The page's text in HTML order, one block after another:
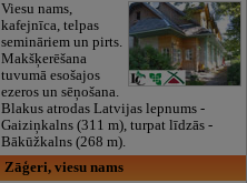
Viesu nams,
kafejnīca, telpas
semināriem un pirts.
Makšķerēšana
tuvumā esošajos
ezeros un sēņošana.
Blakus atrodas Latvijas lepnums -
Gaiziņkalns (311 m), turpat līdzās -
Bākūžkalns (268 m).
Zāģeri, viesu nams